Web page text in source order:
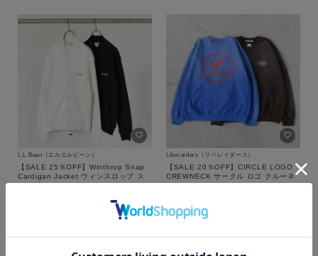
L.L.Bean（エルエルビーン）
【SALE 25％OFF】Winthrop Snap
Cardigan Jacket ウィンスロップ ス
ナップカーディガン ジャケッ
Liberaiders（リベレイダース）
【SALE 20％OFF】CIRCLE LOGO
CREWNECK サークル ロゴ クルーネ
ック/773152503/Liberaiders（リベ